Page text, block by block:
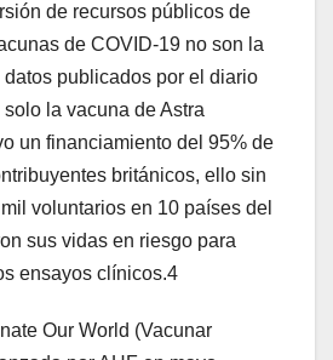
de recursos públicos de
de COVID-19 no son la
publicados por el diario
la vacuna de Astra
un financiamiento del 95% de
británicos, ello sin
voluntarios en 10 países del
sus vidas en riesgo para
ensayos clínicos.4
Our World (Vacunar